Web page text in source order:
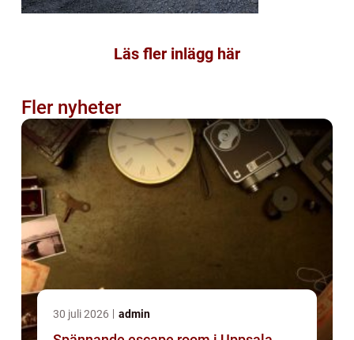
Läs fler inlägg här
Fler nyheter
30 juli 2026 admin